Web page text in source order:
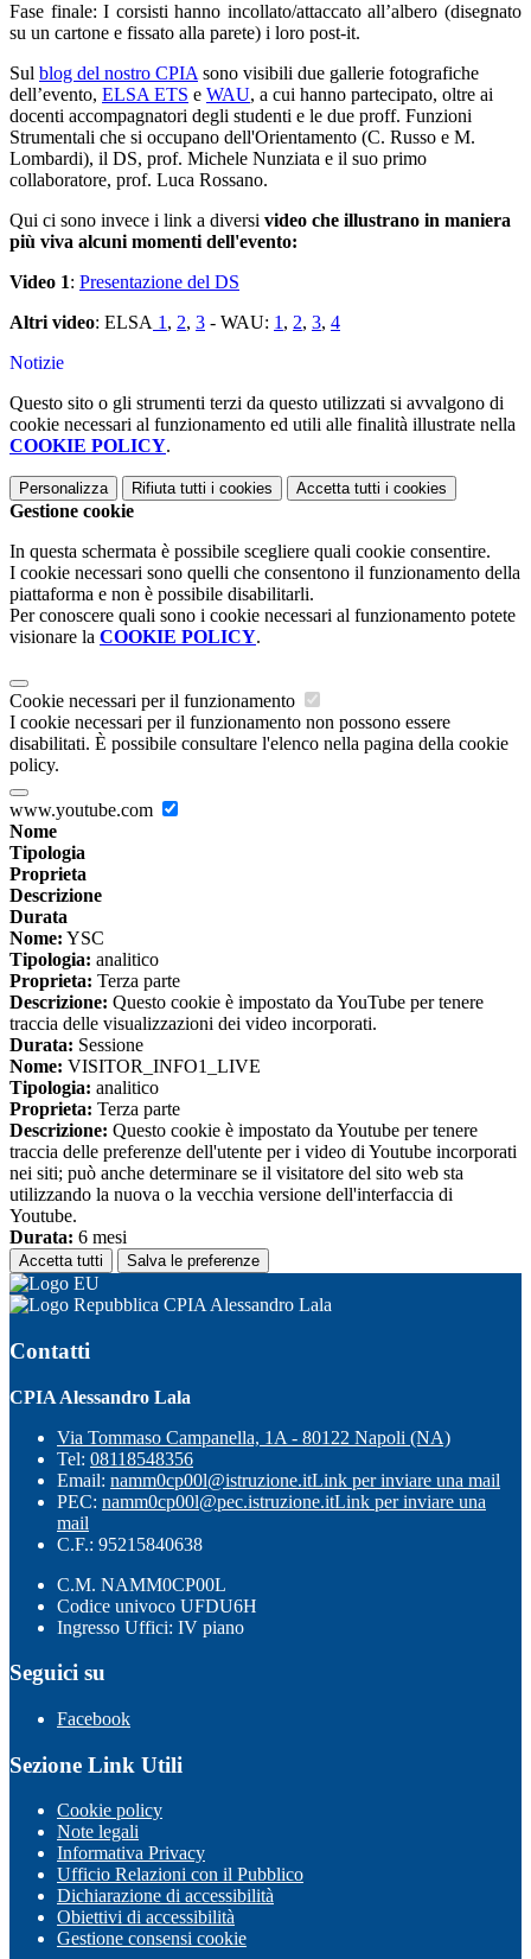
Fase finale:I corsisti hanno incollato/attaccato all’albero (disegnato
su un cartone e fissato alla parete) i loro post-it.
Sul blog del nostro CPIA sono visibili due gallerie fotografiche
dell’evento, ELSA ETS e WAU, a cui hanno partecipato, oltre ai
docenti accompagnatori degli studenti e le due proff. Funzioni
Strumentali che si occupano dell'Orientamento (C. Russo e M.
Lombardi), il DS, prof. Michele Nunziata e il suo primo
collaboratore, prof. Luca Rossano.
Qui ci sono invece i link a diversi video che illustrano in maniera
più viva alcuni momenti dell'evento:
Video 1: Presentazione del DS
Altri video: ELSA 1 , 2, 3 - WAU: 1 , 2, 3, 4
Notizie
Questo sito o gli strumenti terzi da questo utilizzati si avvalgono di
cookie necessari al funzionamento ed utili alle finalità illustrate nella
COOKIE POLICY.
Personalizza Rifiuta tutti i cookies Accetta tutti i cookies
Gestione cookie
In questa schermata è possibile scegliere quali cookie consentire.
I cookie necessari sono quelli che consentono il funzionamento della
piattaforma e non è possibile disabilitarli.
Per conoscere quali sono i cookie necessari al funzionamento potete
visionare la COOKIE POLICY.
Cookie necessari per il funzionamento
I cookie necessari per il funzionamento non possono essere
disabilitati. È possibile consultare l'elenco nella pagina della cookie
policy.
www.youtube.com
Nome
Tipologia
Proprieta
Descrizione
Durata
Nome: YSC
Tipologia: analitico
Proprieta: Terza parte
Descrizione: Questo cookie è impostato da YouTube per tenere
traccia delle visualizzazioni dei video incorporati.
Durata: Sessione
Nome: VISITOR_INFO1_LIVE
Tipologia: analitico
Proprieta: Terza parte
Descrizione: Questo cookie è impostato da Youtube per tenere
traccia delle preferenze dell'utente per i video di Youtube incorporati
nei siti; può anche determinare se il visitatore del sito web sta
utilizzando la nuova o la vecchia versione dell'interfaccia di
Youtube.
Durata: 6 mesi
Accetta tutti Salva le preferenze
CPIA Alessandro Lala
Contatti
CPIA Alessandro Lala
Via Tommaso Campanella, 1A - 80122 Napoli (NA)
Tel: 08118548356
Email: namm0cp00l@istruzione.itLink per inviare una mail
PEC: namm0cp00l@pec.istruzione.itLink per inviare una
mail
C.F.: 95215840638
C.M. NAMM0CP00L
Codice univoco UFDU6H
Ingresso Uffici: IV piano
Seguici su
Facebook
Sezione Link Utili
Cookie policy
Note legali
Informativa Privacy
Ufficio Relazioni con il Pubblico
Dichiarazione di accessibilità
Obiettivi di accessibilità
Gestione consensi cookie